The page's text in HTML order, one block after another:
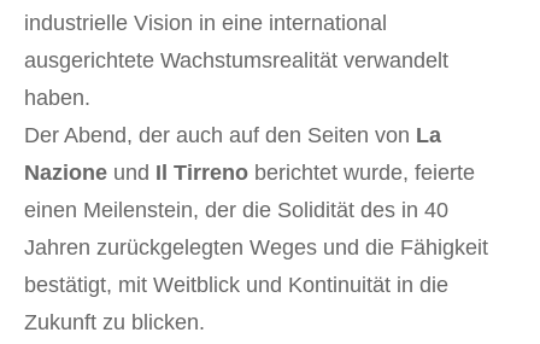
industrielle Vision in eine international
ausgerichtete Wachstumsrealität verwandelt
haben.
Der Abend, der auch auf den Seiten von La
Nazione und Il Tirreno berichtet wurde, feierte
einen Meilenstein, der die Solidität des in 40
Jahren zurückgelegten Weges und die Fähigkeit
bestätigt, mit Weitblick und Kontinuität in die
Zukunft zu blicken.